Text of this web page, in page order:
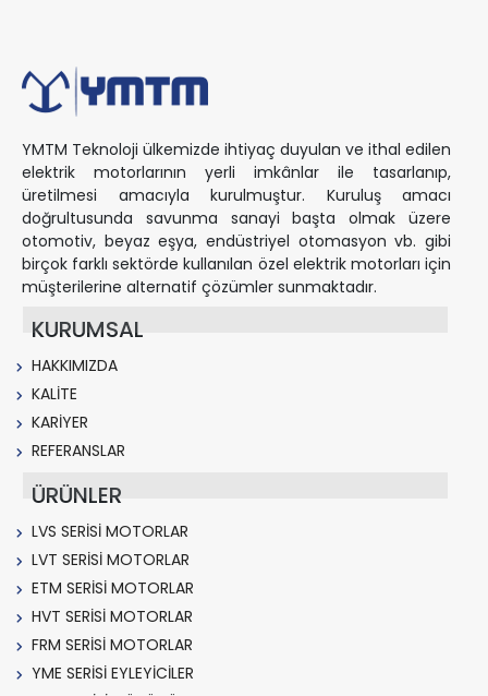
YMTM Teknoloji ülkemizde ihtiyaç duyulan ve ithal edilen
elektrik motorlarının yerli imkânlar ile tasarlanıp,
üretilmesi amacıyla kurulmuştur. Kuruluş amacı
doğrultusunda savunma sanayi başta olmak üzere
otomotiv, beyaz eşya, endüstriyel otomasyon vb. gibi
birçok farklı sektörde kullanılan özel elektrik motorları için
müşterilerine alternatif çözümler sunmaktadır.
KURUMSAL
HAKKIMIZDA
KALİTE
KARİYER
REFERANSLAR
ÜRÜNLER
LVS SERİSİ MOTORLAR
LVT SERİSİ MOTORLAR
ETM SERİSİ MOTORLAR
HVT SERİSİ MOTORLAR
FRM SERİSİ MOTORLAR
YME SERİSİ EYLEYİCİLER